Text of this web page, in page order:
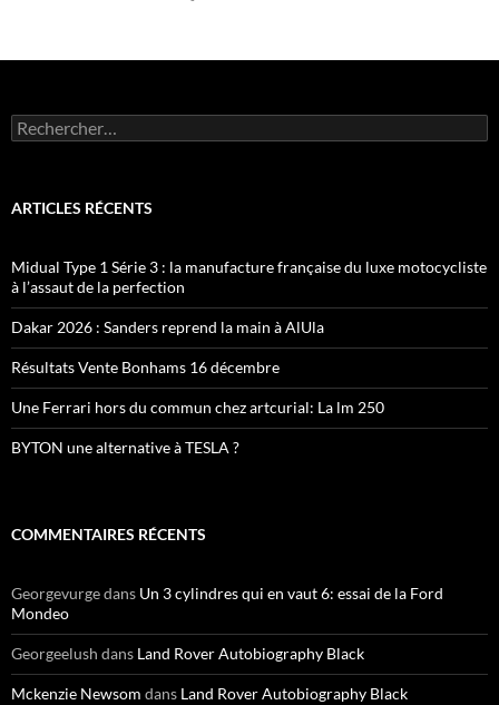
Rechercher :
ARTICLES RÉCENTS
Midual Type 1 Série 3 : la manufacture française du luxe motocycliste
à l’assaut de la perfection
Dakar 2026 : Sanders reprend la main à AlUla
Résultats Vente Bonhams 16 décembre
Une Ferrari hors du commun chez artcurial: La lm 250
BYTON une alternative à TESLA ?
COMMENTAIRES RÉCENTS
Georgevurgedans Un 3 cylindres qui en vaut 6: essai de la Ford
Mondeo
Georgeelush dans Land Rover Autobiography Black
Mckenzie Newsom dans Land Rover Autobiography Black